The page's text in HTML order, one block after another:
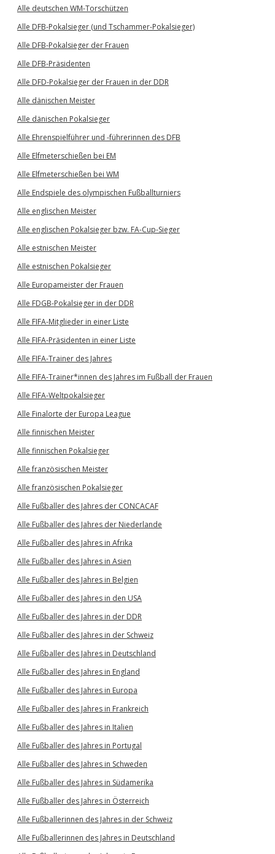
Alle deutschen WM-Torschützen
Alle DFB-Pokalsieger (und Tschammer-Pokalsieger)
Alle DFB-Pokalsieger der Frauen
Alle DFB-Präsidenten
Alle DFD-Pokalsieger der Frauen in der DDR
Alle dänischen Meister
Alle dänischen Pokalsieger
Alle Ehrenspielführer und -führerinnen des DFB
Alle Elfmeterschießen bei EM
Alle Elfmeterschießen bei WM
Alle Endspiele des olympischen Fußballturniers
Alle englischen Meister
Alle englischen Pokalsieger bzw. FA-Cup-Sieger
Alle estnischen Meister
Alle estnischen Pokalsieger
Alle Europameister der Frauen
Alle FDGB-Pokalsieger in der DDR
Alle FIFA-Mitglieder in einer Liste
Alle FIFA-Präsidenten in einer Liste
Alle FIFA-Trainer des Jahres
Alle FIFA-Trainer*innen des Jahres im Fußball der Frauen
Alle FIFA-Weltpokalsieger
Alle Finalorte der Europa League
Alle finnischen Meister
Alle finnischen Pokalsieger
Alle französischen Meister
Alle französischen Pokalsieger
Alle Fußballer des Jahres der CONCACAF
Alle Fußballer des Jahres der Niederlande
Alle Fußballer des Jahres in Afrika
Alle Fußballer des Jahres in Asien
Alle Fußballer des Jahres in Belgien
Alle Fußballer des Jahres in den USA
Alle Fußballer des Jahres in der DDR
Alle Fußballer des Jahres in der Schweiz
Alle Fußballer des Jahres in Deutschland
Alle Fußballer des Jahres in England
Alle Fußballer des Jahres in Europa
Alle Fußballer des Jahres in Frankreich
Alle Fußballer des Jahres in Italien
Alle Fußballer des Jahres in Portugal
Alle Fußballer des Jahres in Schweden
Alle Fußballer des Jahres in Südamerika
Alle Fußballer des Jahres in Österreich
Alle Fußballerinnen des Jahres in der Schweiz
Alle Fußballerinnen des Jahres in Deutschland